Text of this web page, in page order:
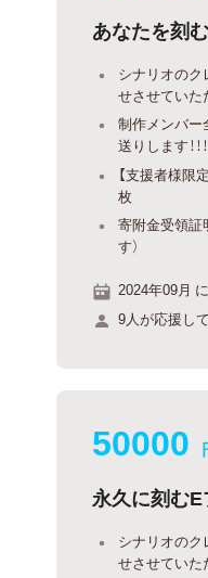
あなたを刻
シナリオの
せさせていた
制作メンバー
送りします！！！
【支援者様限
枚
寄附金受領証
す）
2024年09月
9人が応援し
50000
永久に刻む
シナリオの
せさせていた